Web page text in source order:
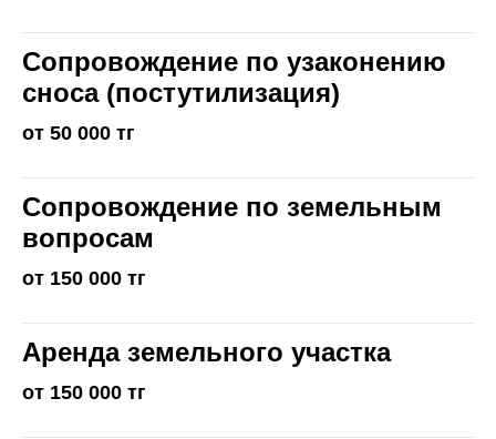
Сопровождение по узаконению
сноса (постутилизация)
от 50 000 тг
Сопровождение по земельным
вопросам
от 150 000 тг
Аренда земельного участка
от 150 000 тг